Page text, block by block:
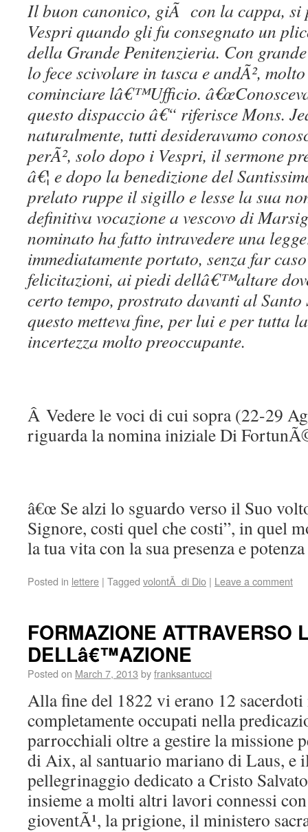
Il buon canonico, giÃ con la cappa, si
Vespri quando gli fu consegnato un
della Grande Penitenzieria. Con
lo fece scivolare in tasca e andÃ²,
cominciare lâ€™Ufficio.
questo dispaccio â€“ riferisce Mons.
naturalmente, tutti desideravamo
perÃ², solo dopo i Vespri, il sermone
â€¦ e dopo la benedizione del
prelato ruppe il sigillo e lesse la sua
definitiva vocazione a vescovo di
nominato ha fatto intravedere una
immediatamente portato, senza far
felicitazioni, ai piedi dellâ€™altare
certo tempo, prostrato davanti al Santo
questo metteva fine, per lui e per tutta
incertezza molto preoccupante.
Â Vedere le voci di cui sopra (22-29
riguarda la nomina iniziale Di
â€œ Se alzi lo sguardo verso il Suo
Signore, costi quel che costi”, in quel
la tua vita con la sua presenza e potenza
Posted in lettere | Tagged volontÃ di Dio | Leave a comment
FORMAZIONE ATTRAVERSO
DELLâ€™AZIONE
Posted on March 7, 2013 byfranksantucci
Alla fine del 1822 vi erano 12
completamente occupati nella
parrocchiali oltre a gestire la missione
di Aix, al santuario mariano di Laus, e
pellegrinaggio dedicato a Cristo
insieme a molti altri lavori connessi
gioventÃ¹, la prigione, il ministero